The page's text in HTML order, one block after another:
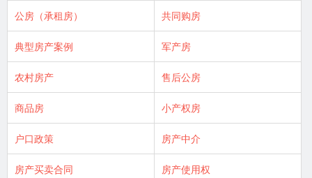
公房（承租房） 共同购房
典型房产案例 军产房
农村房产 售后公房
商品房 小产权房
户口政策 房产中介
房产买卖合同 房产使用权